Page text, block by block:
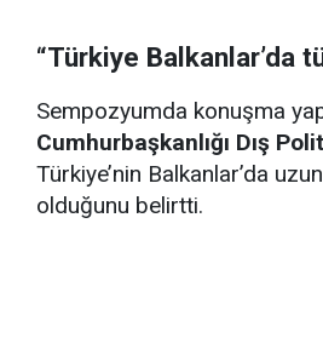
“Türkiye Balkanlar’da
Sempozyumda konuşma
Cumhurbaşkanlığı Dış
Türkiye’nin Balkanlar’da
olduğunu belirtti.